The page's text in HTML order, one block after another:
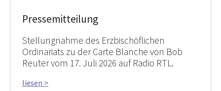
Pressemitteilung
Stellungnahme des Erzbischöflichen
Ordinariats zu der Carte Blanche von Bob
Reuter vom 17. Juli 2026 auf Radio RTL.
liesen >